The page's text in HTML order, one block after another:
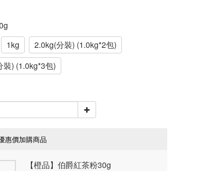
1kg
2.0kg(分裝) (1.0kg*2包)
裝) (1.0kg*3包)
惠價加購商品
【橙品】伯爵紅茶粉30g